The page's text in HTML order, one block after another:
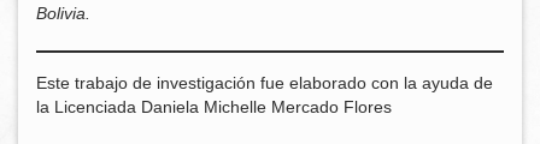
Bolivia.
Este trabajo de investigación fue elaborado con la ayuda de
la Licenciada Daniela Michelle Mercado Flores